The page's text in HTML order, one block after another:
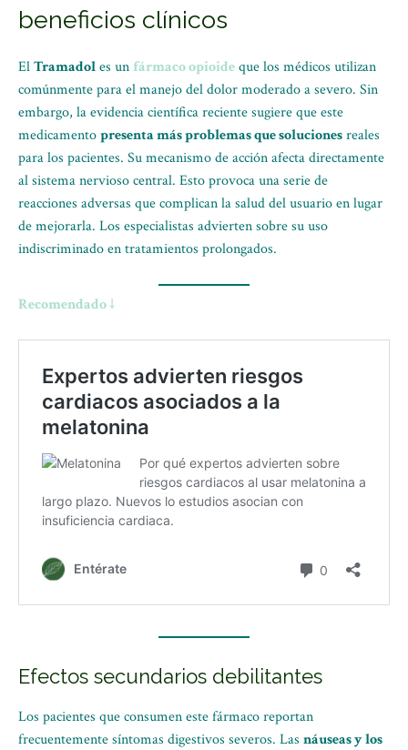
beneficios clínicos
ElTramadoles un fármaco opioideque los médicos utilizan
comúnmente para el manejo del dolor moderado a severo. Sin
embargo, la evidencia científica reciente sugiere que este
medicamentopresenta más problemas que solucionesreales
para los pacientes. Su mecanismo de acción afecta directamente
al sistema nervioso central. Esto provoca una serie de
reacciones adversas que complican la salud del usuario en lugar
de mejorarla. Los especialistas advierten sobre su uso
indiscriminado en tratamientos prolongados.
Recomendado ↓
Efectos secundarios debilitantes
Los pacientes que consumen este fármaco reportan
frecuentemente síntomas digestivos severos. Las náuseas y los